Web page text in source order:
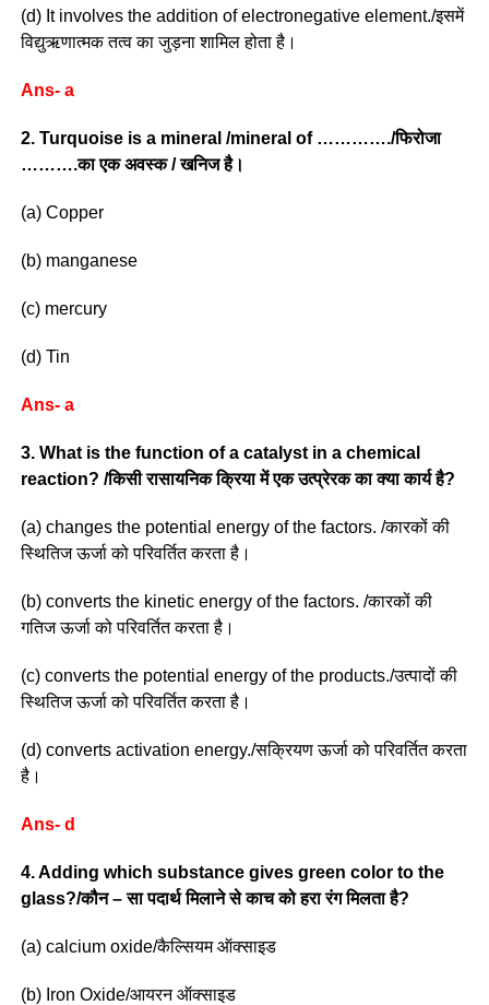
(d) It involves the addition of electronegative element./इसमें
विद्युऋणात्मक तत्व का जुड़ना शामिल होता है।
Ans- a
2. Turquoise is a mineral /mineral of …………./फिरोजा
……….का एक अवस्क / खनिज है।
(a) Copper
(b) manganese
(c) mercury
(d) Tin
Ans- a
3. What is the function of a catalyst in a chemical
reaction? /किसी रासायनिक क्रिया में एक उत्प्रेरक का क्या कार्य है?
(a) changes the potential energy of the factors. /कारकों की
स्थितिज ऊर्जा को परिवर्तित करता है।
(b) converts the kinetic energy of the factors. /कारकों की
गतिज ऊर्जा को परिवर्तित करता है।
(c) converts the potential energy of the products./उत्पादों की
स्थितिज ऊर्जा को परिवर्तित करता है।
(d) converts activation energy./सक्रियण ऊर्जा को परिवर्तित करता
है।
Ans- d
4. Adding which substance gives green color to the
glass?/कौन – सा पदार्थ मिलाने से काच को हरा रंग मिलता है?
(a) calcium oxide/कैल्सियम ऑक्साइड
(b) Iron Oxide/आयरन ऑक्साइड